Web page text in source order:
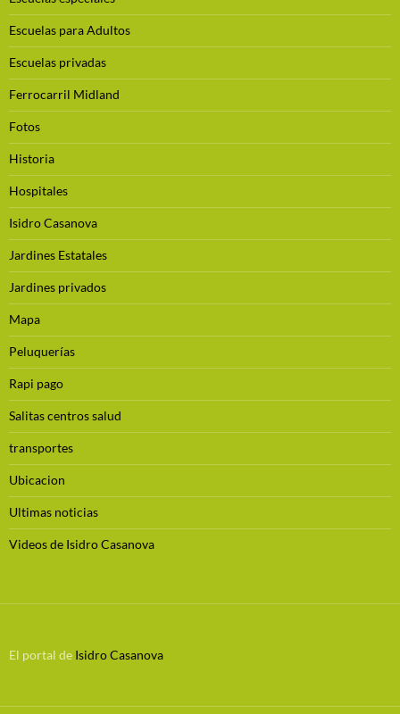
Escuelas para Adultos
Escuelas privadas
Ferrocarril Midland
Fotos
Historia
Hospitales
Isidro Casanova
Jardines Estatales
Jardines privados
Mapa
Peluquerías
Rapi pago
Salitas centros salud
transportes
Ubicacion
Ultimas noticias
Videos de Isidro Casanova
El portal de Isidro Casanova